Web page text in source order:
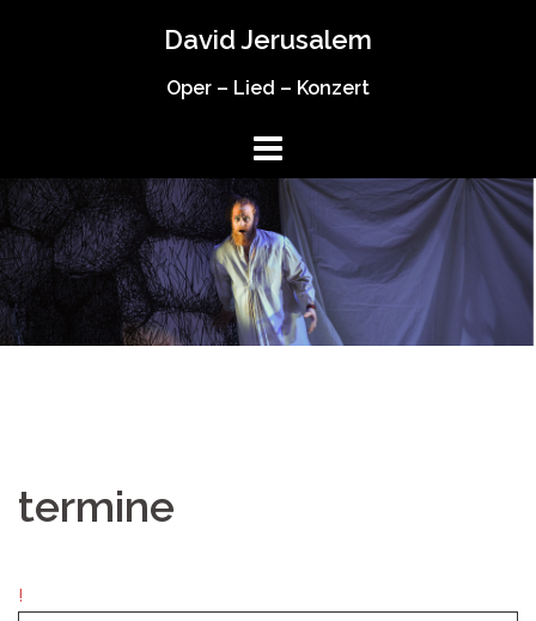
David Jerusalem
Oper – Lied – Konzert
termine
!